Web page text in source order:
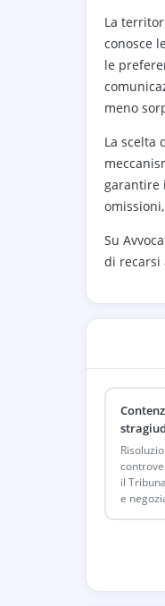
La
conosce
le
meno
La scelta
garantire
Su
di recarsi
il
e